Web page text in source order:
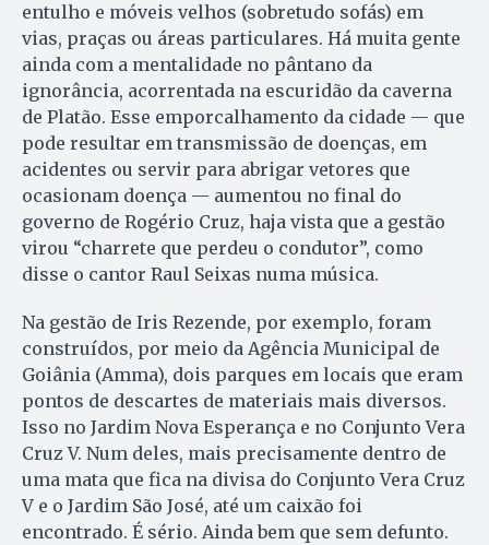
entulho e móveis velhos (sobretudo sofás) em
vias, praças ou áreas particulares. Há muita gente
ainda com a mentalidade no pântano da
ignorância, acorrentada na escuridão da caverna
de Platão. Esse emporcalhamento da cidade — que
pode resultar em transmissão de doenças, em
acidentes ou servir para abrigar vetores que
ocasionam doença — aumentou no final do
governo de Rogério Cruz, haja vista que a gestão
virou “charrete que perdeu o condutor”, como
disse o cantor Raul Seixas numa música.
Na gestão de Iris Rezende, por exemplo, foram
construídos, por meio da Agência Municipal de
Goiânia (Amma), dois parques em locais que eram
pontos de descartes de materiais mais diversos.
Isso no Jardim Nova Esperança e no Conjunto Vera
Cruz V. Num deles, mais precisamente dentro de
uma mata que fica na divisa do Conjunto Vera Cruz
V e o Jardim São José, até um caixão foi
encontrado. É sério. Ainda bem que sem defunto.